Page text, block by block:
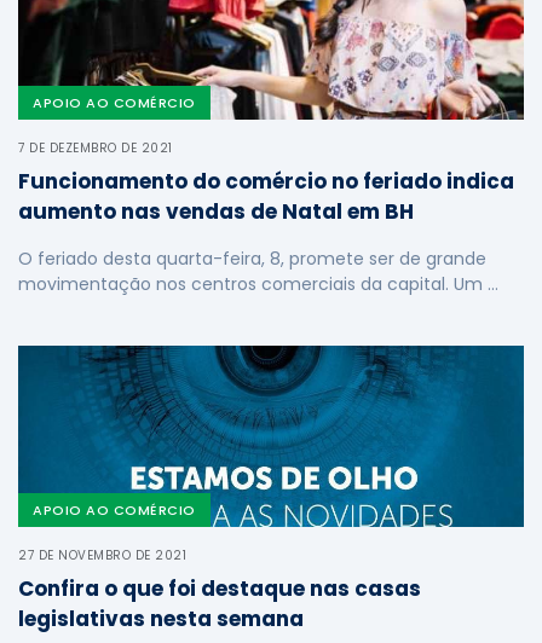
APOIO AO COMÉRCIO
7 DE DEZEMBRO DE 2021
Funcionamento do comércio no feriado indica
aumento nas vendas de Natal em BH
O feriado desta quarta-feira, 8, promete ser de grande
movimentação nos centros comerciais da capital. Um …
APOIO AO COMÉRCIO
27 DE NOVEMBRO DE 2021
Confira o que foi destaque nas casas
legislativas nesta semana